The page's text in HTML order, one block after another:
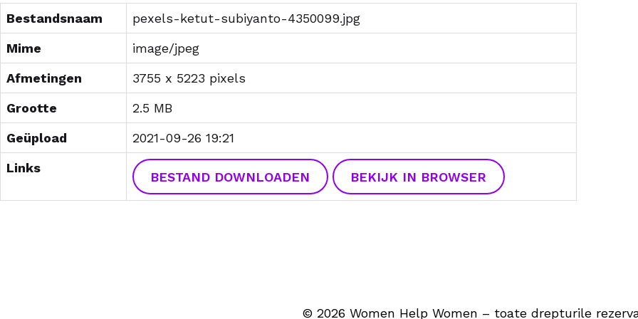
Bestandsnaam
pexels-ketut-subiyanto-4350099.jpg
Mime
image/jpeg
Afmetingen
3755 x 5223 pixels
Grootte
2.5 MB
Geüpload
2021-09-26 19:21
Links
BESTAND DOWNLOADEN BEKIJK IN BROWSER
© 2026 Women Help Women – toate drepturile